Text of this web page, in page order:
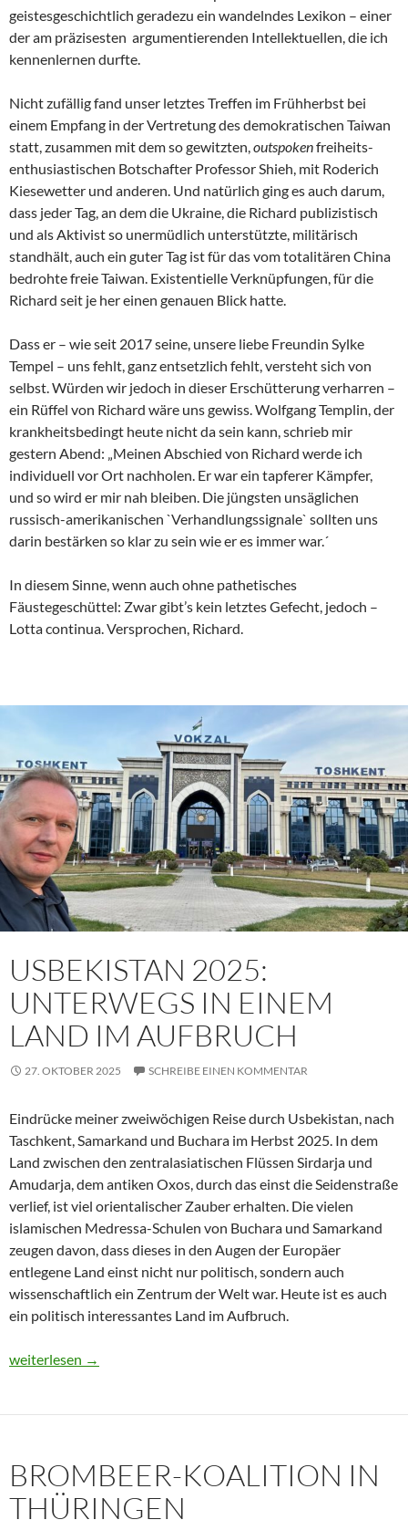
geistesgeschichtlich geradezu ein wandelndes Lexikon – einer
der am präzisesten argumentierenden Intellektuellen, die ich
kennenlernen durfte.
Nicht zufällig fand unser letztes Treffen im Frühherbst bei
einem Empfang in der Vertretung des demokratischen Taiwan
statt, zusammen mit dem so gewitzten,outspokenfreiheits-
enthusiastischen Botschafter Professor Shieh, mit Roderich
Kiesewetter und anderen. Und natürlich ging es auch darum,
dass jeder Tag, an dem die Ukraine, die Richard publizistisch
und als Aktivist so unermüdlich unterstützte, militärisch
standhält, auch ein guter Tag ist für das vom totalitären China
bedrohte freie Taiwan. Existentielle Verknüpfungen, für die
Richard seit je her einen genauen Blick hatte.
Dass er – wie seit 2017 seine, unsere liebe Freundin Sylke
Tempel – uns fehlt, ganz entsetzlich fehlt, versteht sich von
selbst. Würden wir jedoch in dieser Erschütterung verharren –
ein Rüffel von Richard wäre uns gewiss. Wolfgang Templin, der
krankheitsbedingt heute nicht da sein kann, schrieb mir
gestern Abend: „Meinen Abschied von Richard werde ich
individuell vor Ort nachholen. Er war ein tapferer Kämpfer,
und so wird er mir nah bleiben. Die jüngsten unsäglichen
russisch-amerikanischen `Verhandlungssignale` sollten uns
darin bestärken so klar zu sein wie er es immer war.´
In diesem Sinne, wenn auch ohne pathetisches
Fäustegeschüttel: Zwar gibt’s kein letztes Gefecht, jedoch –
Lotta continua. Versprochen, Richard.
USBEKISTAN 2025:
UNTERWEGS IN EINEM
LAND IM AUFBRUCH
27. OKTOBER 2025 SCHREIBE EINEN KOMMENTAR
Eindrücke meiner zweiwöchigen Reise durch Usbekistan, nach
Taschkent, Samarkand und Buchara im Herbst 2025. In dem
Land zwischen den zentralasiatischen Flüssen Sirdarja und
Amudarja, dem antiken Oxos, durch das einst die Seidenstraße
verlief, ist viel orientalischer Zauber erhalten. Die vielen
islamischen Medressa-Schulen von Buchara und Samarkand
zeugen davon, dass dieses in den Augen der Europäer
entlegene Land einst nicht nur politisch, sondern auch
wissenschaftlich ein Zentrum der Welt war. Heute ist es auch
ein politisch interessantes Land im Aufbruch.
Usbekistan 2025: Unterwegs in einem Land im Aufbruch
weiterlesen →
BROMBEER-KOALITION IN
THÜRINGEN